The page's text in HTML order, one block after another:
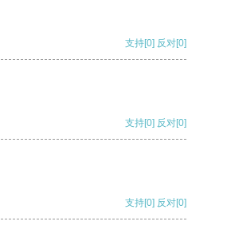
支持[0] 反对[0]
支持[0] 反对[0]
支持[0] 反对[0]